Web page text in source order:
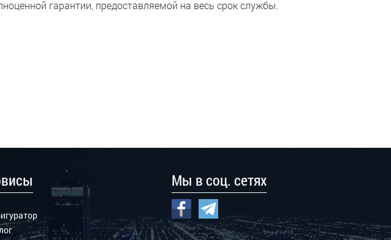
гарантии, предоставляемой на весь срок службы.
Мы в соц. сетях